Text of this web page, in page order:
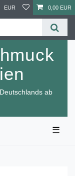
EUR 0,00 EUR
ab
☰